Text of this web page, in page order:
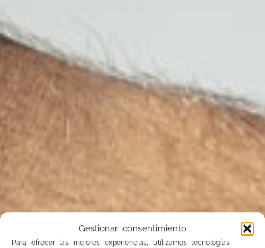
Gestionar consentimiento
Para ofrecer las mejores experiencias, utilizamos tecnologías